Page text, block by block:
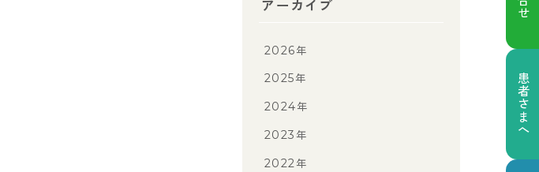
アーカイブ
2026年
2025年
2024年
2023 年
2022年
患者さまへ